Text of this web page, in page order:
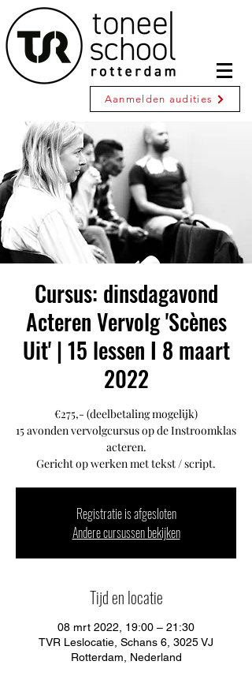
Aanmelden audities
Cursus: dinsdagavond
Acteren Vervolg 'Scènes
Uit' | 15 lessen I 8 maart
2022
€275,- (deelbetaling mogelijk)
15 avonden vervolgcursus op de Instroomklas
acteren.
Gericht op werken met tekst / script.
Registratie is afgesloten
Andere cursussen bekijken
Tijd en locatie
08 mrt 2022, 19:00 – 21:30
TVR Leslocatie, Schans 6, 3025 VJ
Rotterdam, Nederland